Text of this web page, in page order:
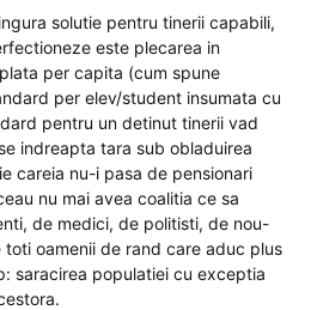
solutie pentru tinerii capabili,
este plecarea in
per capita (cum spune
per elev/student insumata cu
pentru un detinut tinerii vad
indreapta tara sub obladuirea
careia nu-i pasa de pensionari
nu mai avea coalitia ce sa
de medici, de politisti, de nou-
oamenii de rand care aduc plus
saracirea populatiei cu exceptia